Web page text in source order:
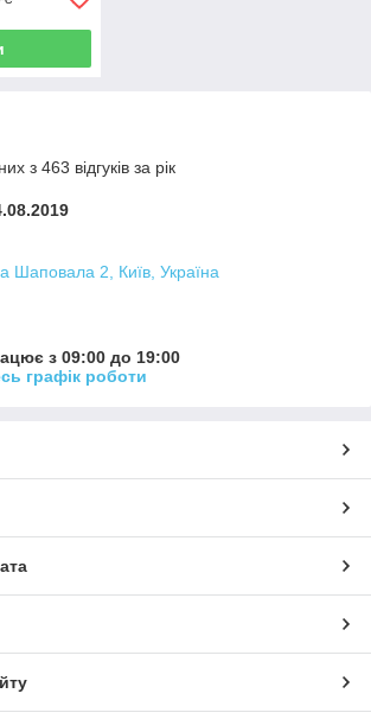
з 463 відгуків за рік
Шаповала 2, Київ, Україна
з 09:00 до 19:00
графік роботи